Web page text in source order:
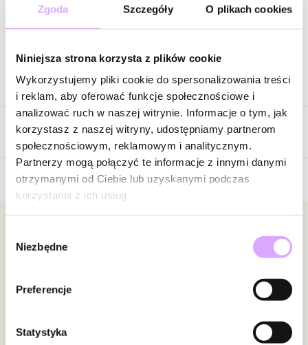
Zgoda Szczegóły O plikach cookies
Niniejsza strona korzysta z plików cookie
Wykorzystujemy pliki cookie do spersonalizowania treści
i reklam, aby oferować funkcje społecznościowe i
analizować ruch w naszej witrynie. Informacje o tym, jak
korzystasz z naszej witryny, udostępniamy partnerom
społecznościowym, reklamowym i analitycznym.
Partnerzy mogą połączyć te informacje z innymi danymi
otrzymanymi od Ciebie lub uzyskanymi podczas
korzystania z ich usług.
zgody
Niezbędne
Preferencje
Statystyka
Zapytaj o produkt
Opis produktu
Surowiec: stal szlachetna.
Kolor surowca: złoty.
Elementy: szklane perły.
Wielkość pereł: 1,00 cm.
Długość naszyjnika: 45 cm + 6 cm łańcuszek wydłużający.
Rodzaj zapięcia: karabińczyk.
Opinie
Brak opinii
Jeszcze nikt nie ocenił tego produktu.
produkcie!
W naszej witrynie opinie mogą dodawać tylko